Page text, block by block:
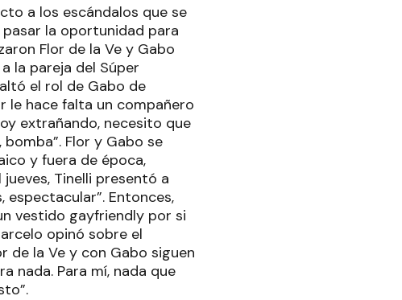
a los escándalos que se
la oportunidad para
Flor de la Ve y Gabo
la pareja del Súper
el rol de Gabo de
le hace falta un compañero
extrañando, necesito que
Flor y Gabo se
y fuera de época,
Tinelli presentó a
Entonces,
vestido gayfriendly por si
opinó sobre el
de la Ve y con Gabo siguen
nada. Para mí, nada que